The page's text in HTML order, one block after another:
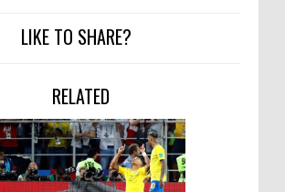
LIKE TO SHARE?
RELATED